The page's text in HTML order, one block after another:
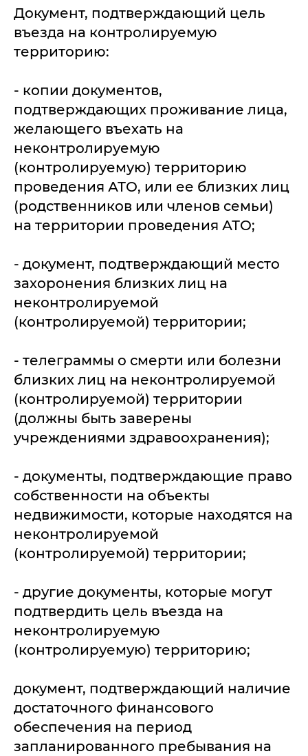
Документ, подтверждающий цель
въезда на контролируемую
территорию:
- копии документов,
подтверждающих проживание лица,
желающего въехать на
неконтролируемую
(контролируемую) территорию
проведения АТО, или ее близких лиц
(родственников или членов семьи)
на территории проведения АТО;
- документ, подтверждающий место
захоронения близких лиц на
неконтролируемой
(контролируемой) территории;
- телеграммы о смерти или болезни
близких лиц на неконтролируемой
(контролируемой) территории
(должны быть заверены
учреждениями здравоохранения);
- документы, подтверждающие право
собственности на объекты
недвижимости, которые находятся на
неконтролируемой
(контролируемой) территории;
- другие документы, которые могут
подтвердить цель въезда на
неконтролируемую
(контролируемую) территорию;
документ, подтверждающий наличие
достаточного финансового
обеспечения на период
запланированного пребывания на